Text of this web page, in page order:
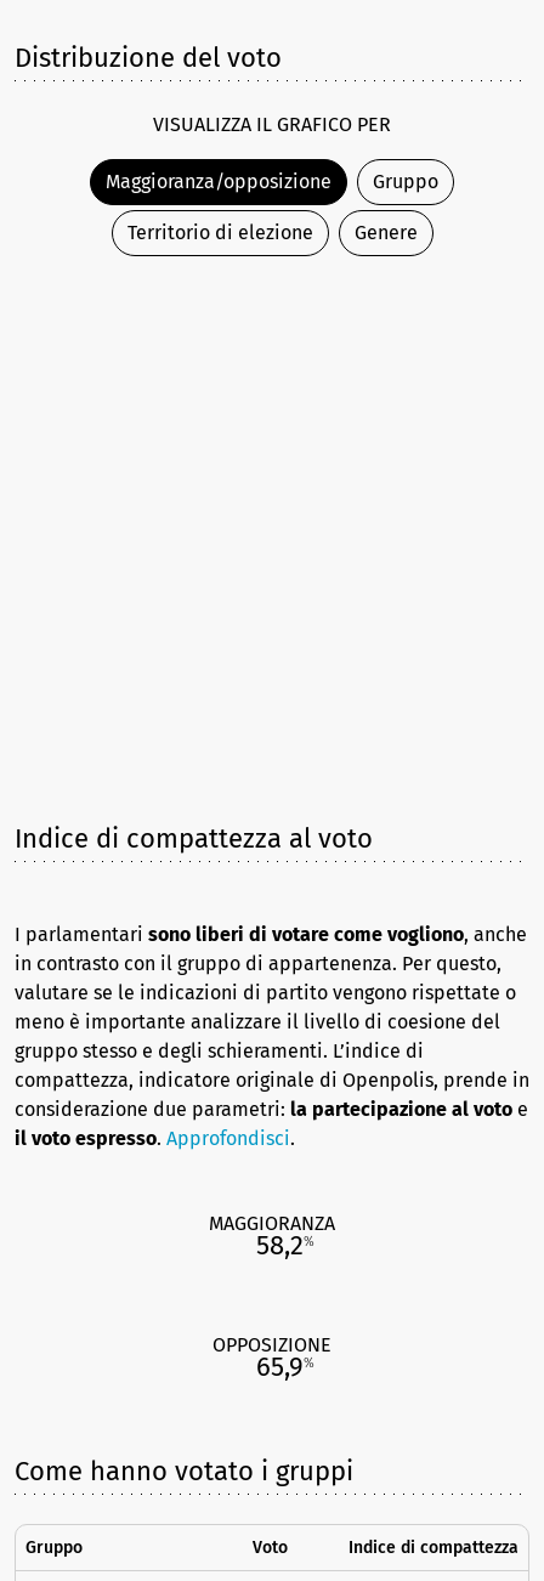
Distribuzione del voto
VISUALIZZA IL GRAFICO PER
Maggioranza/opposizione Gruppo
Territorio di elezione Genere
Indice di compattezza al voto
I parlamentari sono liberi di votare come vogliono, anche
in contrasto con il gruppo di appartenenza. Per questo,
valutare se le indicazioni di partito vengono rispettate o
meno è importante analizzare il livello di coesione del
gruppo stesso e degli schieramenti. L’indice di
compattezza, indicatore originale di Openpolis, prende in
considerazione due parametri: la partecipazione al voto e
il voto espresso. Approfondisci.
MAGGIORANZA
58,2%
OPPOSIZIONE
65,9%
Come hanno votato i gruppi
Gruppo Voto Indice di compattezza